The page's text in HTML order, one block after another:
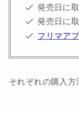
発売日に
発売日に
フリマア
それぞれの購入方